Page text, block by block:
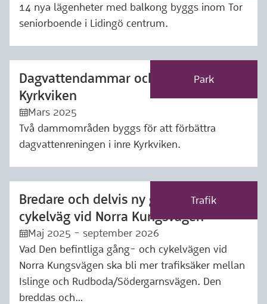
14 nya lägenheter med balkong byggs inom Tor
seniorboende i Lidingö centrum.
Park
Dagvattendammar och grönska i inre
Kyrkviken
Märkning: Park
:kalender:Mars 2025
Två dammområden byggs för att förbättra
dagvattenreningen i inre Kyrkviken.
Trafik
Bredare och delvis ny gång- och
cykelväg vid Norra Kungsvägen
Märkning: Trafik
:kalender:Maj 2025 - september 2026
Vad Den befintliga gång- och cykelvägen vid
Norra Kungsvägen ska bli mer trafiksäker mellan
Islinge och Rudboda/Södergarnsvägen. Den
breddas och…